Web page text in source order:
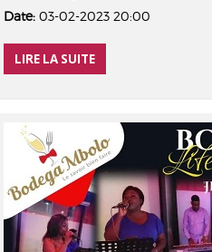
Date: 03-02-2023 20:00
LIRE LA SUITE